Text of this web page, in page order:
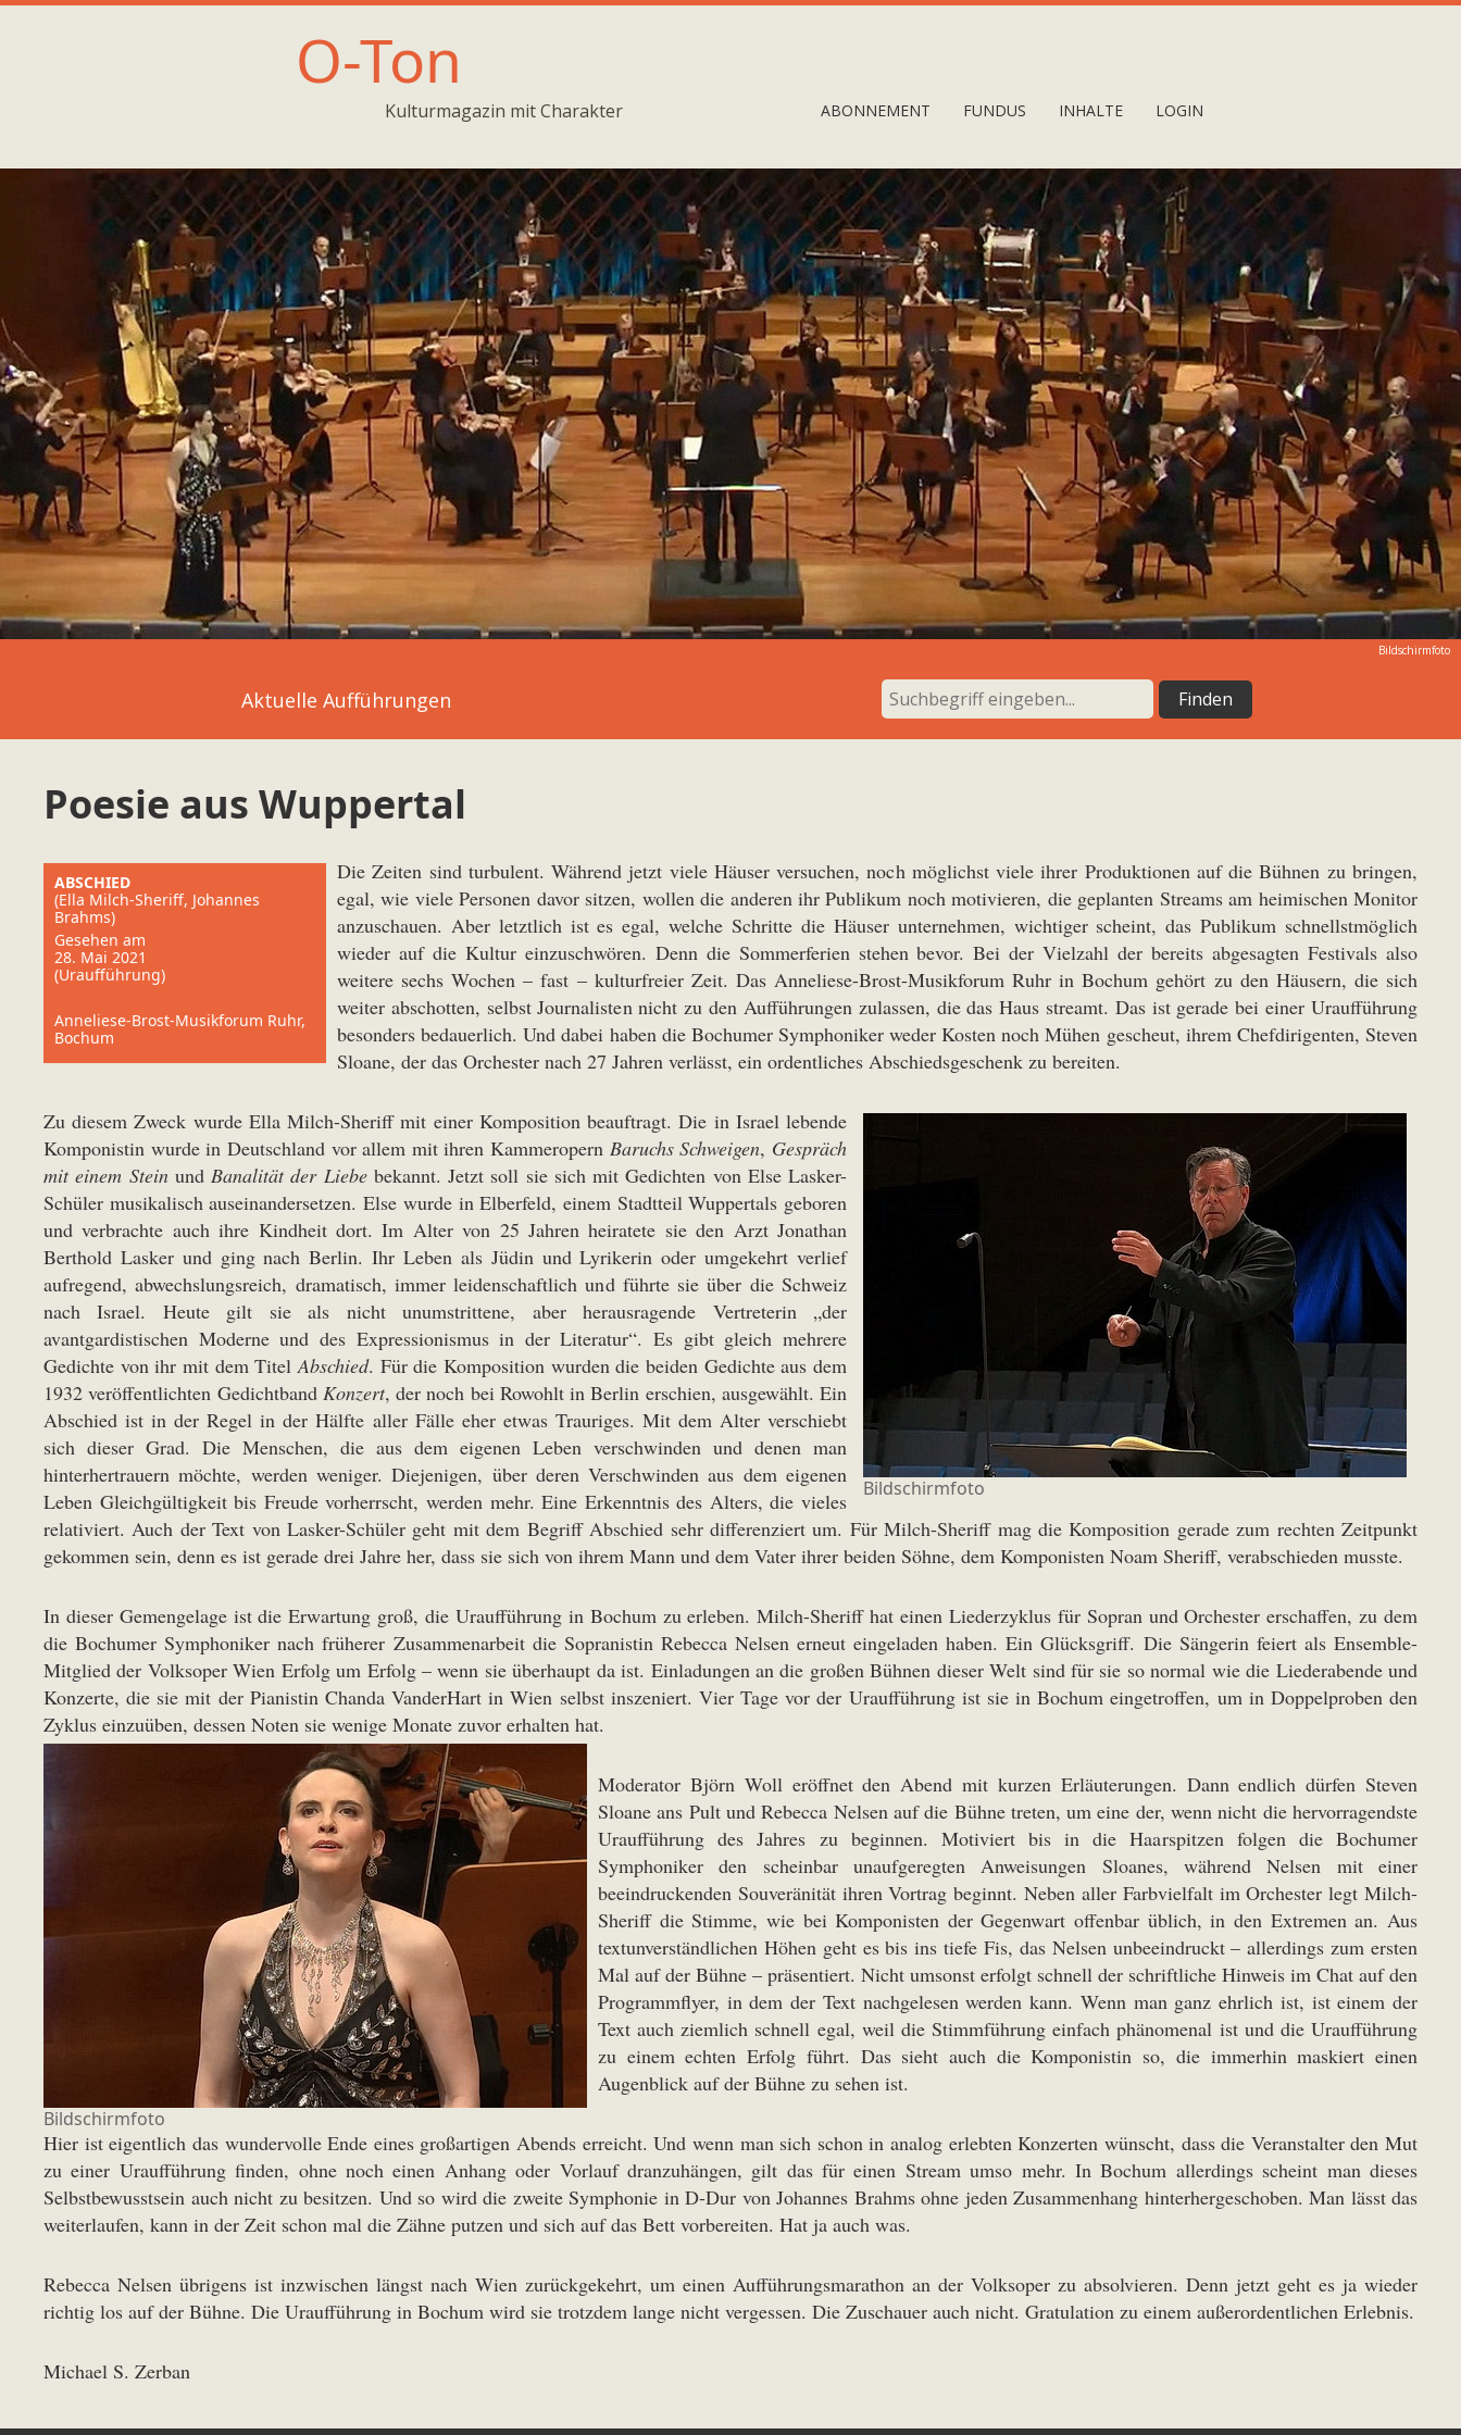
O-Ton
Kulturmagazin mit Charakter ABONNEMENT FUNDUS INHALTE LOGIN
Bildschirmfoto
Aktuelle Aufführungen
Poesie aus Wuppertal
ABSCHIED
(Ella Milch-Sheriff, Johannes
Brahms)
Gesehen am
28. Mai 2021
(Uraufführung)
Anneliese-Brost-Musikforum Ruhr,
Bochum
Die Zeiten sind turbulent. Während jetzt viele Häuser versuchen, noch möglichst viele ihrer Produktionen auf die Bühnen zu bringen,
egal, wie viele Personen davor sitzen, wollen die anderen ihr Publikum noch motivieren, die geplanten Streams am heimischen Monitor
anzuschauen. Aber letztlich ist es egal, welche Schritte die Häuser unternehmen, wichtiger scheint, das Publikum schnellstmöglich
wieder auf die Kultur einzuschwören. Denn die Sommerferien stehen bevor. Bei der Vielzahl der bereits abgesagten Festivals also
weitere sechs Wochen – fast – kulturfreier Zeit. Das Anneliese-Brost-Musikforum Ruhr in Bochum gehört zu den Häusern, die sich
weiter abschotten, selbst Journalisten nicht zu den Aufführungen zulassen, die das Haus streamt. Das ist gerade bei einer Uraufführung
besonders bedauerlich. Und dabei haben die Bochumer Symphoniker weder Kosten noch Mühen gescheut, ihrem Chefdirigenten, Steven
Sloane, der das Orchester nach 27 Jahren verlässt, ein ordentliches Abschiedsgeschenk zu bereiten.
Bildschirmfoto
Zu diesem Zweck wurde Ella Milch-Sheriff mit einer Komposition beauftragt. Die in Israel lebende
Komponistin wurde in Deutschland vor allem mit ihren Kammeropern Baruchs Schweigen, Gespräch
mit einem Steinund Banalität der Liebebekannt. Jetzt soll sie sich mit Gedichten von Else Lasker-
Schüler musikalisch auseinandersetzen. Else wurde in Elberfeld, einem Stadtteil Wuppertals geboren
und verbrachte auch ihre Kindheit dort. Im Alter von 25 Jahren heiratete sie den Arzt Jonathan
Berthold Lasker und ging nach Berlin. Ihr Leben als Jüdin und Lyrikerin oder umgekehrt verlief
aufregend, abwechslungsreich, dramatisch, immer leidenschaftlich und führte sie über die Schweiz
nach Israel. Heute gilt sie als nicht unumstrittene, aber herausragende Vertreterin „der
avantgardistischen Moderne und des Expressionismus in der Literatur“. Es gibt gleich mehrere
Gedichte von ihr mit dem Titel Abschied. Für die Komposition wurden die beiden Gedichte aus dem
1932 veröffentlichten Gedichtband Konzert, der noch bei Rowohlt in Berlin erschien, ausgewählt. Ein
Abschied ist in der Regel in der Hälfte aller Fälle eher etwas Trauriges. Mit dem Alter verschiebt
sich dieser Grad. Die Menschen, die aus dem eigenen Leben verschwinden und denen man
hinterhertrauern möchte, werden weniger. Diejenigen, über deren Verschwinden aus dem eigenen
Leben Gleichgültigkeit bis Freude vorherrscht, werden mehr. Eine Erkenntnis des Alters, die vieles
relativiert. Auch der Text von Lasker-Schüler geht mit dem Begriff Abschied sehr differenziert um. Für Milch-Sheriff mag die Komposition gerade zum rechten Zeitpunkt
gekommen sein, denn es ist gerade drei Jahre her, dass sie sich von ihrem Mann und dem Vater ihrer beiden Söhne, dem Komponisten Noam Sheriff, verabschieden musste.
In dieser Gemengelage ist die Erwartung groß, die Uraufführung in Bochum zu erleben. Milch-Sheriff hat einen Liederzyklus für Sopran und Orchester erschaffen, zu dem
die Bochumer Symphoniker nach früherer Zusammenarbeit die Sopranistin Rebecca Nelsen erneut eingeladen haben. Ein Glücksgriff. Die Sängerin feiert als Ensemble-
Mitglied der Volksoper Wien Erfolg um Erfolg – wenn sie überhaupt da ist. Einladungen an die großen Bühnen dieser Welt sind für sie so normal wie die Liederabende und
Konzerte, die sie mit der Pianistin Chanda VanderHart in Wien selbst inszeniert. Vier Tage vor der Uraufführung ist sie in Bochum eingetroffen, um in Doppelproben den
Zyklus einzuüben, dessen Noten sie wenige Monate zuvor erhalten hat.
Bildschirmfoto
Moderator Björn Woll eröffnet den Abend mit kurzen Erläuterungen. Dann endlich dürfen Steven
Sloane ans Pult und Rebecca Nelsen auf die Bühne treten, um eine der, wenn nicht die hervorragendste
Uraufführung des Jahres zu beginnen. Motiviert bis in die Haarspitzen folgen die Bochumer
Symphoniker den scheinbar unaufgeregten Anweisungen Sloanes, während Nelsen mit einer
beeindruckenden Souveränität ihren Vortrag beginnt. Neben aller Farbvielfalt im Orchester legt Milch-
Sheriff die Stimme, wie bei Komponisten der Gegenwart offenbar üblich, in den Extremen an. Aus
textunverständlichen Höhen geht es bis ins tiefe Fis, das Nelsen unbeeindruckt – allerdings zum ersten
Mal auf der Bühne – präsentiert. Nicht umsonst erfolgt schnell der schriftliche Hinweis im Chat auf den
Programmflyer, in dem der Text nachgelesen werden kann. Wenn man ganz ehrlich ist, ist einem der
Text auch ziemlich schnell egal, weil die Stimmführung einfach phänomenal ist und die Uraufführung
zu einem echten Erfolg führt. Das sieht auch die Komponistin so, die immerhin maskiert einen
Augenblick auf der Bühne zu sehen ist.
Hier ist eigentlich das wundervolle Ende eines großartigen Abends erreicht. Und wenn man sich schon in analog erlebten Konzerten wünscht, dass die Veranstalter den Mut
zu einer Uraufführung finden, ohne noch einen Anhang oder Vorlauf dranzuhängen, gilt das für einen Stream umso mehr. In Bochum allerdings scheint man dieses
Selbstbewusstsein auch nicht zu besitzen. Und so wird die zweite Symphonie in D-Dur von Johannes Brahms ohne jeden Zusammenhang hinterhergeschoben. Man lässt das
weiterlaufen, kann in der Zeit schon mal die Zähne putzen und sich auf das Bett vorbereiten. Hat ja auch was.
Rebecca Nelsen übrigens ist inzwischen längst nach Wien zurückgekehrt, um einen Aufführungsmarathon an der Volksoper zu absolvieren. Denn jetzt geht es ja wieder
richtig los auf der Bühne. Die Uraufführung in Bochum wird sie trotzdem lange nicht vergessen. Die Zuschauer auch nicht. Gratulation zu einem außerordentlichen Erlebnis.
Michael S. Zerban